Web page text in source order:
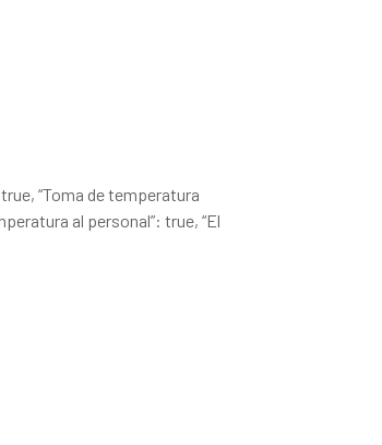
“Toma de temperatura
al personal”: true, “El